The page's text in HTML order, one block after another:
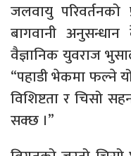
जलवायु
बागवानी अनुसन्धान
वैज्ञानिक युवराज
“पहाडी भेकमा फल्ने
विशिष्टता र चिसो
सक्छ ।”